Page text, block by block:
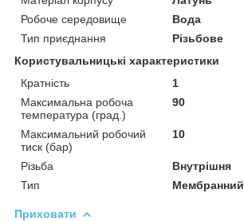
Робоче середовище
Вода
Тип приєднання
Різьбове
Користувальницькі характеристики
Кратність
1
Максимальна робоча
температура (град.)
90
Максимальний робочий
тиск (бар)
10
Різьба
Внутрішня
Тип
Мембранний
Приховати